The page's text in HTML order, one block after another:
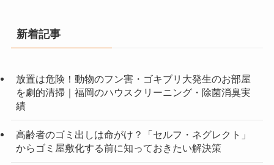
新着記事
放置は危険！動物のフン害・ゴキブリ大発生のお部屋
を劇的清掃｜福岡のハウスクリーニング・除菌消臭実
績
高齢者のゴミ出しは命がけ？「セルフ・ネグレクト」
からゴミ屋敷化する前に知っておきたい解決策